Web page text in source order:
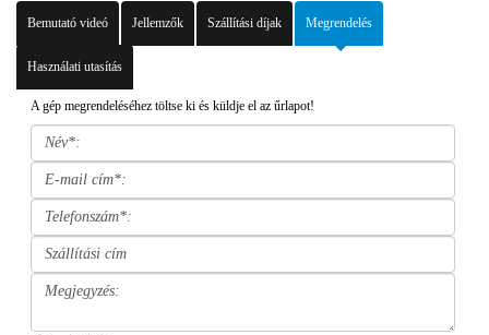
Bemutató videó Jellemzők Szállítási díjak Megrendelés
Használati utasítás
A gép megrendeléséhez töltse ki és küldje el az űrlapot!